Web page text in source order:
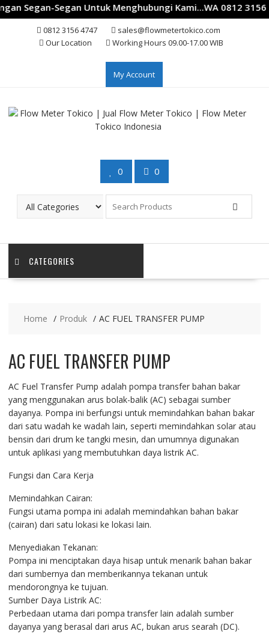
Segan-Segan Untuk Menghubungi Kami...WA 0812 3156
0812 3156 4747
sales@flowmetertokico.com
Our Location
Working Hours 09.00-17.00 WIB
My Account
0 0
CATEGORIES
Home Produk AC FUEL TRANSFER PUMP
AC FUEL TRANSFER PUMP
AC Fuel Transfer Pump adalah pompa transfer bahan bakar
yang menggunakan arus bolak-balik (AC) sebagai sumber
dayanya. Pompa ini berfungsi untuk memindahkan bahan bakar
dari satu wadah ke wadah lain, seperti memindahkan solar atau
bensin dari drum ke tangki mesin, dan umumnya digunakan
untuk aplikasi yang membutuhkan daya listrik AC.
Fungsi dan Cara Kerja
Memindahkan Cairan:
Fungsi utama pompa ini adalah memindahkan bahan bakar
(cairan) dari satu lokasi ke lokasi lain.
Menyediakan Tekanan:
Pompa ini menciptakan daya hisap untuk menarik bahan bakar
dari sumbernya dan memberikannya tekanan untuk
mendorongnya ke tujuan.
Sumber Daya Listrik AC:
Perbedaan utama dari pompa transfer lain adalah sumber
dayanya yang berasal dari arus AC, bukan arus searah (DC).